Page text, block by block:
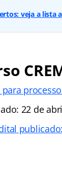
veja a lista
para
22 de
publicado: